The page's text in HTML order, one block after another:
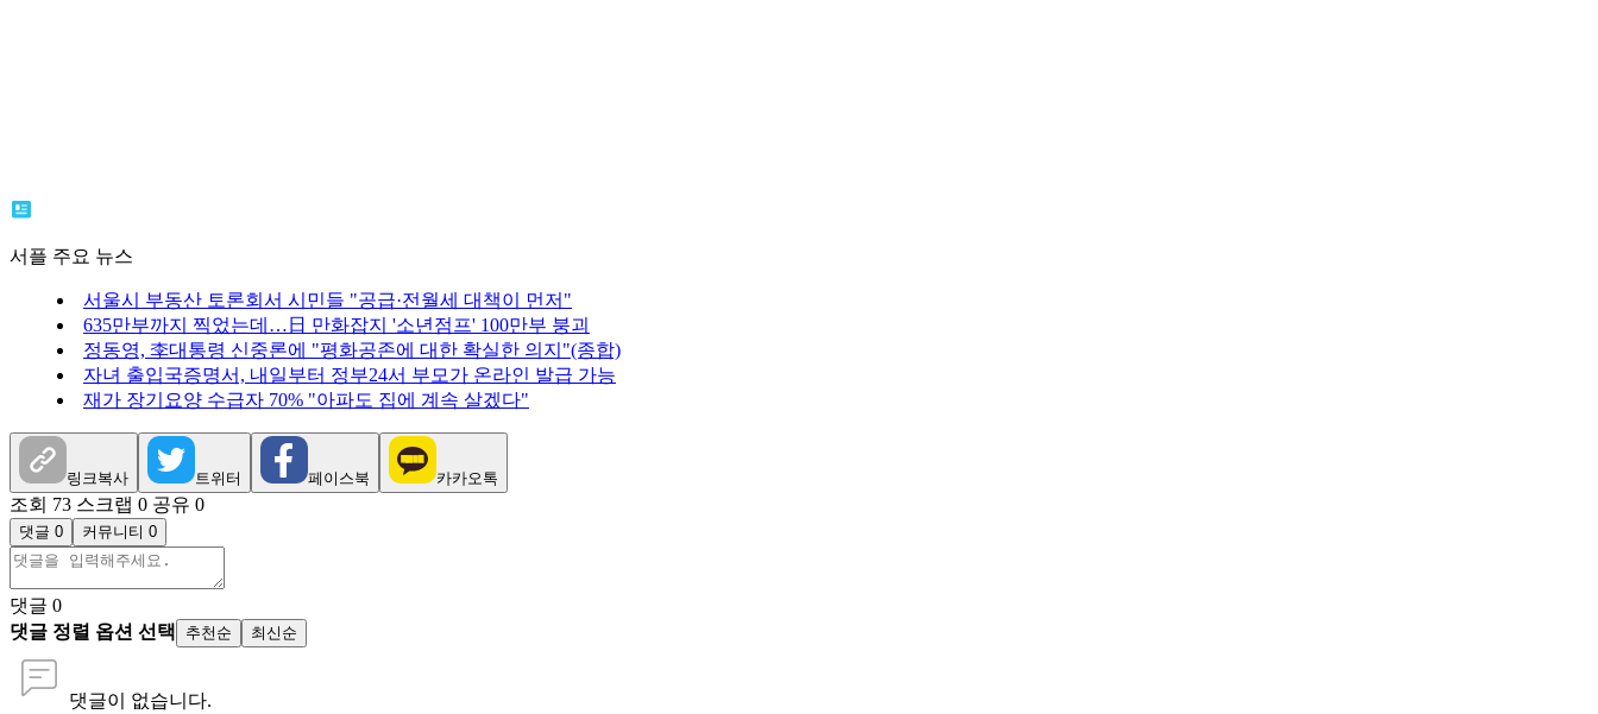
서플 주요 뉴스
서울시 부동산 토론회서 시민들 "공급·전월세 대책이 먼저"
635만부까지 찍었는데…日 만화잡지 '소년점프' 100만부 붕괴
정동영, 李대통령 신중론에 "평화공존에 대한 확실한 의지"(종합)
자녀 출입국증명서, 내일부터 정부24서 부모가 온라인 발급 가능
재가 장기요양 수급자 70% "아파도 집에 계속 살겠다"
링크복사 트위터 페이스북 카카오톡
조회 73 스크랩 0 공유 0
댓글 0 커뮤니티 0
댓글 0
댓글 정렬 옵션 선택
추천순 최신순
댓글이 없습니다.